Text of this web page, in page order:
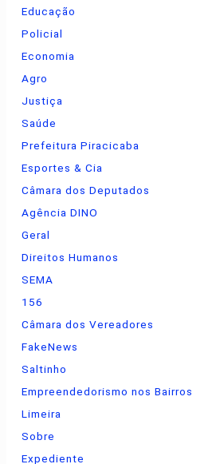
Educação
Policial
Economia
Agro
Justiça
Saúde
Prefeitura Piracicaba
Esportes & Cia
Câmara dos Deputados
Agência DINO
Geral
Direitos Humanos
SEMA
156
Câmara dos Vereadores
FakeNews
Saltinho
Empreendedorismo nos Bairros
Limeira
Sobre
Expediente